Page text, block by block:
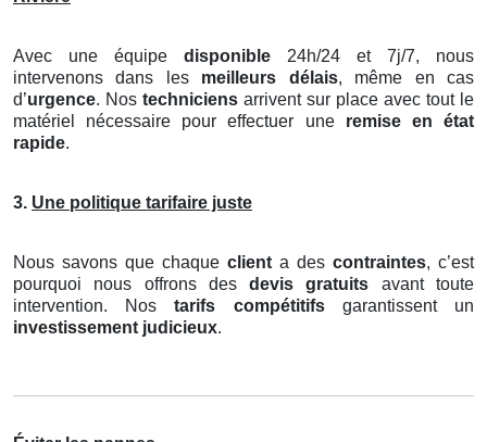
Avec une équipe disponible 24h/24 et 7j/7, nous
intervenons dans les meilleurs délais, même en cas
d’urgence. Nos techniciens arrivent sur place avec tout le
matériel nécessaire pour effectuer une remise en état
rapide.
3. Une politique tarifaire juste
Nous savons que chaque client a des contraintes, c’est
pourquoi nous offrons desdevis gratuits avant toute
intervention. Nostarifs compétitifsgarantissent un
investissement judicieux.